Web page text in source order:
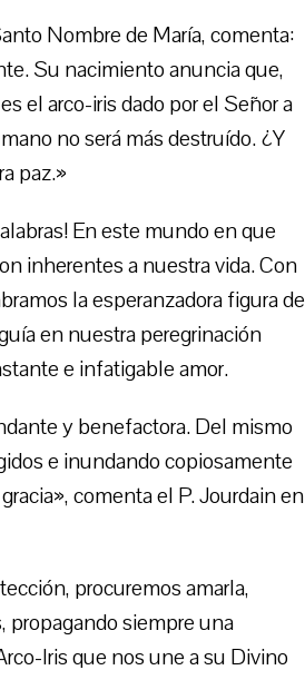
Nombre de María, comenta:
Su nacimiento anuncia que,
el arco-iris dado por el Señor a
no será más destruído. ¿Y
paz.»
En este mundo en que
inherentes a nuestra vida. Con
la esperanzadora figura de
en nuestra peregrinación
e infatigable amor.
y benefactora. Del mismo
e inundando copiosamente
comenta el P. Jourdain en
procuremos amarla,
propagando siempre una
Iris que nos une a su Divino